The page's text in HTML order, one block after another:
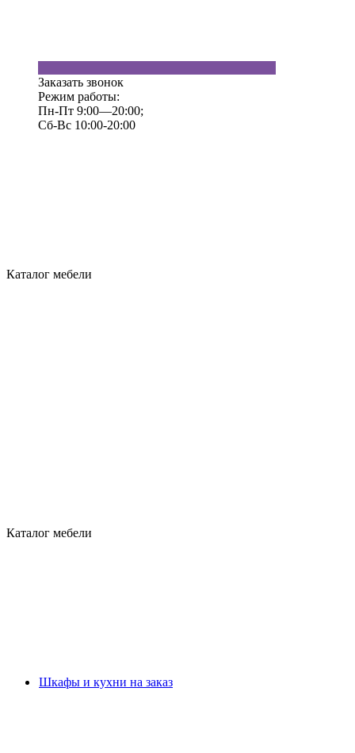
Заказать звонок
Режим работы:
Пн-Пт 9:00—20:00;
Сб-Вс 10:00-20:00
Каталог мебели
Каталог мебели
Шкафы и кухни на заказ